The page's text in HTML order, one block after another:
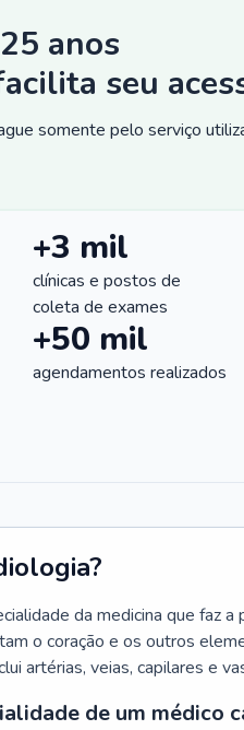
anos
seu
somente pelo serviço
+3 mil
clínicas e postos de
coleta de exames
+50 mil
agendamentos realizados
da medicina que faz
o coração e os outros
artérias, veias, capilares e
de um médico